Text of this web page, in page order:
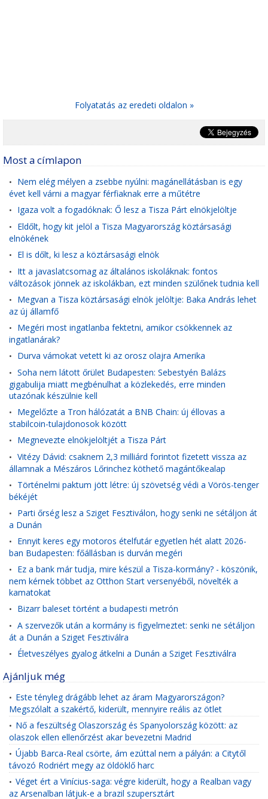
Folyatatás az eredeti oldalon »
Most a címlapon
• Nem elég mélyen a zsebbe nyúlni: magánellátásban is egy
évet kell várni a magyar férfiaknak erre a műtétre
• Igaza volt a fogadóknak: Ő lesz a Tisza Párt elnökjelöltje
• Eldőlt, hogy kit jelöl a Tisza Magyarország köztársasági
elnökének
• El is dőlt, ki lesz a köztársasági elnök
• Itt a javaslatcsomag az általános iskoláknak: fontos
változások jönnek az iskolákban, ezt minden szülőnek tudnia kell
• Megvan a Tisza köztársasági elnök jelöltje: Baka András lehet
az új államfő
• Megéri most ingatlanba fektetni, amikor csökkennek az
ingatlanárak?
• Durva vámokat vetett ki az orosz olajra Amerika
• Soha nem látott őrület Budapesten: Sebestyén Balázs
gigabulija miatt megbénulhat a közlekedés, erre minden
utazónak készülnie kell
• Megelőzte a Tron hálózatát a BNB Chain: új éllovas a
stabilcoin-tulajdonosok között
• Megnevezte elnökjelöltjét a Tisza Párt
• Vitézy Dávid: csaknem 2,3 milliárd forintot fizetett vissza az
államnak a Mészáros Lőrinchez köthető magántőkealap
• Történelmi paktum jött létre: új szövetség védi a Vörös-tenger
békéjét
• Parti őrség lesz a Sziget Fesztiválon, hogy senki ne sétáljon át
a Dunán
• Ennyit keres egy motoros ételfutár egyetlen hét alatt 2026-
ban Budapesten: főállásban is durván megéri
• Ez a bank már tudja, mire készül a Tisza-kormány? - köszönik,
nem kérnek többet az Otthon Start versenyéből, növelték a
kamatokat
• Bizarr baleset történt a budapesti metrón
• A szervezők után a kormány is figyelmeztet: senki ne sétáljon
át a Dunán a Sziget Fesztiválra
• Életveszélyes gyalog átkelni a Dunán a Sziget Fesztiválra
Ajánljuk még
• Este tényleg drágább lehet az áram Magyarországon?
Megszólalt a szakértő, kiderült, mennyire reális az ötlet
• Nő a feszültség Olaszország és Spanyolország között: az
olaszok ellen ellenőrzést akar bevezetni Madrid
• Újabb Barca-Real csörte, ám ezúttal nem a pályán: a Citytől
távozó Rodriért megy az öldöklő harc
• Véget ért a Vinícius-saga: végre kiderült, hogy a Realban vagy
az Arsenalban látjuk-e a brazil szupersztárt